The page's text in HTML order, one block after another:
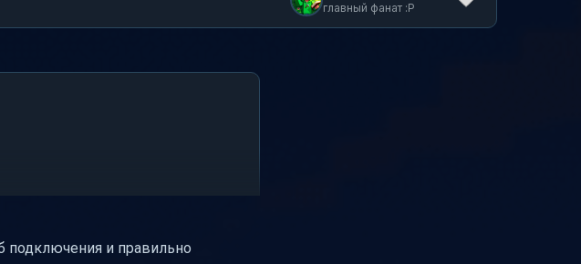
главный фанат :P
подключения и правильно